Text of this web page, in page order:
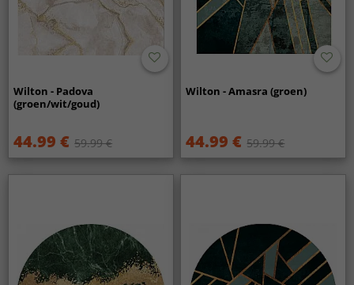
Wilton - Padova
(groen/wit/goud)
44.99 € 59.99 €
Wilton - Amasra (groen)
44.99 € 59.99 €